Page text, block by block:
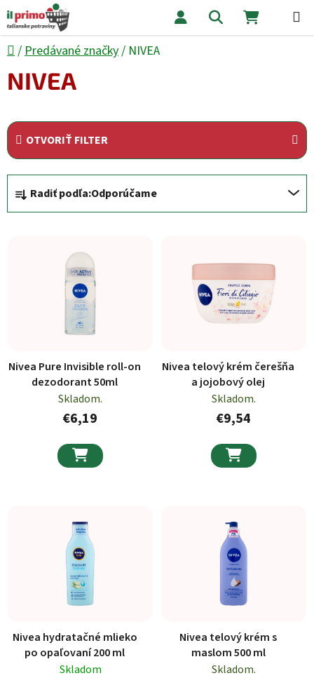
Prejsť na obsah Hľadať
Domov
/ Predávané značky/ NIVEA
NIVEA
OTVORIŤ FILTER
Radenie produktov
Radiť podľa:Odporúčame
Nivea Pure Invisible roll-on
dezodorant 50ml
Skladom.
€6,19

Nivea telový krém čerešňa
a jojobový olej
Skladom.
€9,54

Nivea hydratačné mlieko
po opaľovaní 200 ml
Skladom
Nivea telový krém s
maslom 500 ml
Skladom.